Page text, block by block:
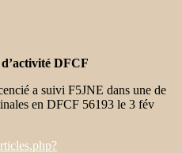
DFCF
a suivi F5JNE dans une de
en DFCF 56193 le 3 fév